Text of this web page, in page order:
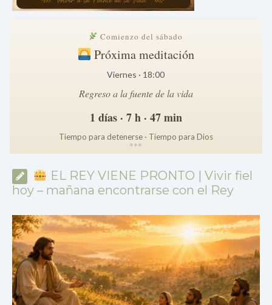
Comienzo del sábado
Próxima meditación
Viernes · 18:00
Regreso a la fuente de la vida
1 días · 7 h · 47 min
Tiempo para detenerse · Tiempo para Dios
***
EL REY VIENE PRONTO | Vivir fiel
hoy – mañana encontrarse con el Rey